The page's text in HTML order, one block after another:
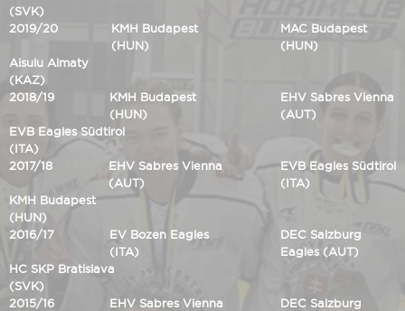
(SVK)
2019/20
KMH Budapest
(HUN)
MAC Budapest
(HUN)
Aisulu Almaty
(KAZ)
2018/19
KMH Budapest
(HUN)
EHV Sabres Vienna
(AUT)
EVB Eagles Südtirol
(ITA)
2017/18
EHV Sabres Vienna
(AUT)
EVB Eagles Südtirol
(ITA)
KMH Budapest
(HUN)
2016/17
EV Bozen Eagles
(ITA)
DEC Salzburg
Eagles (AUT)
HC SKP Bratislava
(SVK)
2015/16
EHV Sabres Vienna
DEC Salzburg